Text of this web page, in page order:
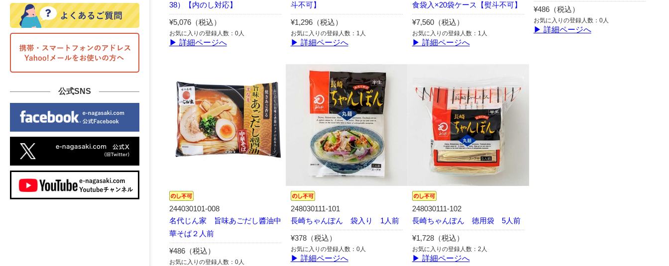
公式SNS
38）【内のし対応】
¥5,076（税込）
お気に入りの登録人数：0人
▶ 詳細ページへ
斗不可】
¥1,296（税込）
お気に入りの登録人数：1人
▶ 詳細ページへ
食袋入×20袋ケース【熨斗不可】
¥7,560（税込）
お気に入りの登録人数：1人
▶ 詳細ページへ
¥486（税込）
お気に入りの登録人数：0人
▶ 詳細ページへ
244030101-008
名代じん家 旨味あごだし醬油中
華そば２人前
¥486（税込）
お気に入りの登録人数：0人
248030111-101
長崎ちゃんぽん 袋入り 1人前
¥378（税込）
お気に入りの登録人数：0人
▶ 詳細ページへ
248030111-102
長崎ちゃんぽん 徳用袋 5人前
¥1,728（税込）
お気に入りの登録人数：2人
▶ 詳細ページへ